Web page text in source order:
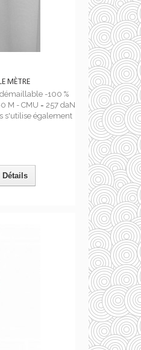
MÈTRE
-100 %
M - CMU = 257 daN
s'utilise également
Détails